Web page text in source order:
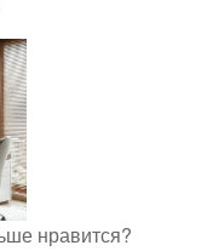
нравится?